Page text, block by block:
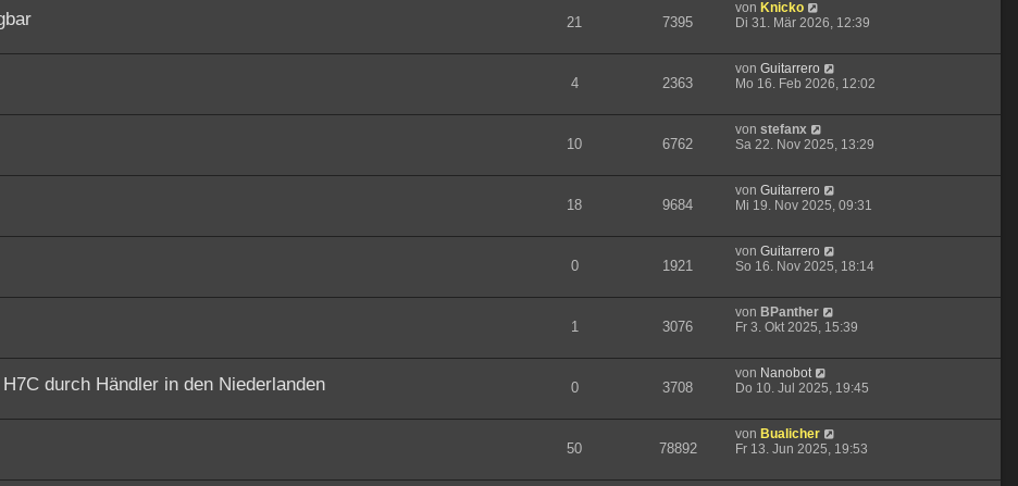
21 7395
von Knicko
Di 31. Mär 2026, 12:39
4 2363
von Guitarrero
Mo 16. Feb 2026, 12:02
10 6762
von stefanx
Sa 22. Nov 2025, 13:29
18 9684
von Guitarrero
Mi 19. Nov 2025, 09:31
0 1921
von Guitarrero
So 16. Nov 2025, 18:14
1 3076
von BPanther
Fr 3. Okt 2025, 15:39
durch Händler in den Niederlanden 0 3708
von Nanobot
Do 10. Jul 2025, 19:45
50 78892
von Bualicher
Fr 13. Jun 2025, 19:53